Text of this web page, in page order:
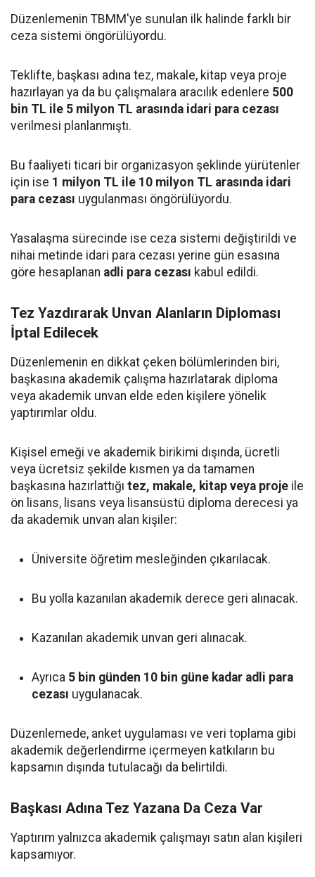
Düzenlemenin TBMM'ye sunulan ilk halinde farklı bir
ceza sistemi öngörülüyordu.
Teklifte, başkası adına tez, makale, kitap veya proje
hazırlayan ya da bu çalışmalara aracılık edenlere 500
bin TL ile 5 milyon TL arasında idari para cezası
verilmesi planlanmıştı.
Bu faaliyeti ticari bir organizasyon şeklinde yürütenler
için ise 1 milyon TL ile 10 milyon TL arasında idari
para cezası uygulanması öngörülüyordu.
Yasalaşma sürecinde ise ceza sistemi değiştirildi ve
nihai metinde idari para cezası yerine gün esasına
göre hesaplanan adli para cezası kabul edildi.
Tez Yazdırarak Unvan Alanların Diploması
İptal Edilecek
Düzenlemenin en dikkat çeken bölümlerinden biri,
başkasına akademik çalışma hazırlatarak diploma
veya akademik unvan elde eden kişilere yönelik
yaptırımlar oldu.
Kişisel emeği ve akademik birikimi dışında, ücretli
veya ücretsiz şekilde kısmen ya da tamamen
başkasına hazırlattığı tez, makale, kitap veya proje ile
ön lisans, lisans veya lisansüstü diploma derecesi ya
da akademik unvan alan kişiler:
Üniversite öğretim mesleğinden çıkarılacak.
Bu yolla kazanılan akademik derece geri alınacak.
Kazanılan akademik unvan geri alınacak.
Ayrıca 5 bin günden 10 bin güne kadar adli para
cezası uygulanacak.
Düzenlemede, anket uygulaması ve veri toplama gibi
akademik değerlendirme içermeyen katkıların bu
kapsamın dışında tutulacağı da belirtildi.
Başkası Adına Tez Yazana Da Ceza Var
Yaptırım yalnızca akademik çalışmayı satın alan kişileri
kapsamıyor.